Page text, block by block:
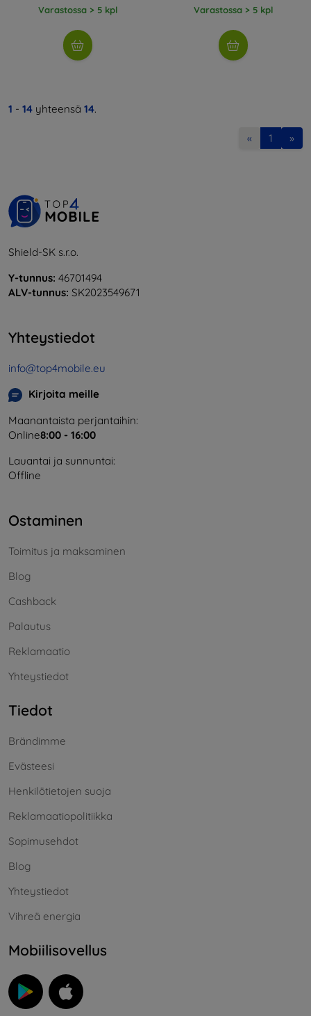
Varastossa > 5 kpl Varastossa > 5 kpl
1 - 14 yhteensä 14.
« 1 »
Shield-SK s.r.o.
Y-tunnus: 46701494
ALV-tunnus: SK2023549671
Yhteystiedot
info@top4mobile.eu
Kirjoita meille
Maanantaista perjantaihin:
Online8:00 - 16:00
Lauantai ja sunnuntai:
Offline
Ostaminen
Toimitus ja maksaminen
Blog
Cashback
Palautus
Reklamaatio
Yhteystiedot
Tiedot
Brändimme
Evästeesi
Henkilötietojen suoja
Reklamaatiopolitiikka
Sopimusehdot
Blog
Yhteystiedot
Vihreä energia
Mobiilisovellus